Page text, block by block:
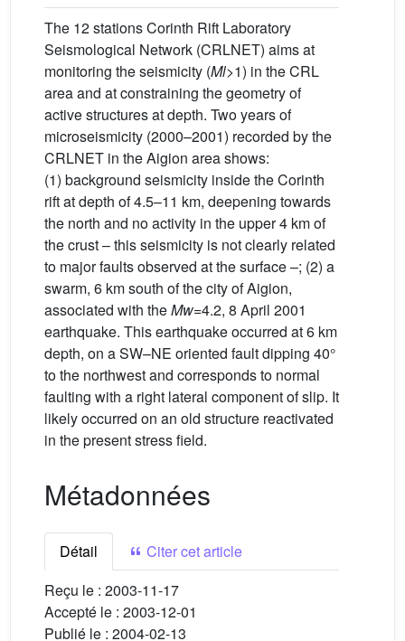
The 12 stations Corinth Rift Laboratory
Seismological Network (CRLNET) aims at
monitoring the seismicity (Ml>1) in the CRL
area and at constraining the geometry of
active structures at depth. Two years of
microseismicity (2000–2001) recorded by the
CRLNET in the Aigion area shows:
(1) background seismicity inside the Corinth
rift at depth of 4.5–11 km, deepening towards
the north and no activity in the upper 4 km of
the crust – this seismicity is not clearly related
to major faults observed at the surface –; (2) a
swarm, 6 km south of the city of Aigion,
associated with theMw=4.2, 8 April 2001
earthquake. This earthquake occurred at 6 km
depth, on a SW–NE oriented fault dipping 40°
to the northwest and corresponds to normal
faulting with a right lateral component of slip. It
likely occurred on an old structure reactivated
in the present stress field.
Métadonnées
Détail
Citer cet article
Reçu le : 2003-11-17
Accepté le : 2003-12-01
Publié le : 2004-02-13